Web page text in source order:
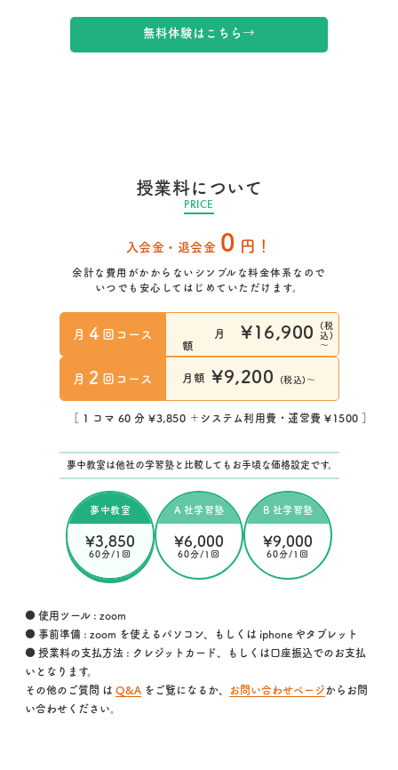
無料体験はこちら →
授業料について
PRICE
入会金・退会金 0 円！
余計な費用がかからないシンプルな料金体系なので
いつでも安心してはじめていただけます。
月4 回コース
月
額
¥16,900
(税
込)
～
月 2 回コース 月額 ¥9,200 (税込)～
［ 1 コマ 60 分 ¥3,850 ＋システム利用費・運営費 ¥1500 ］
夢中教室は他社の学習塾と比較してもお手頃な価格設定です。
夢中教室
¥3,850
60分/1回
A 社学習塾
¥6,000
60分/1回
B 社学習塾
¥9,000
60分/1回
● 使用ツール : zoom
● 事前準備 : zoom を使えるパソコン、もしくは iphone やタブレット
● 授業料の支払方法 : クレジットカード、もしくは口座振込でのお支払
いとなります。
その他のご質問 はQ&A をご覧になるか、 お問い合わせページ からお問
い合わせください。